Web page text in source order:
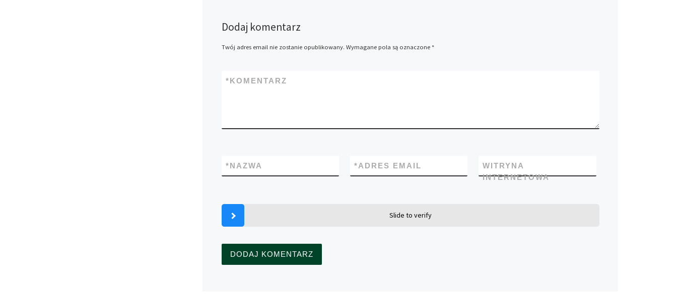
Dodaj komentarz
Twój adres email nie zostanie opublikowany. Wymagane pola są oznaczone *
KOMENTARZ
*
NAZWA
* ADRES EMAIL
*
WITRYNA
INTERNETOWA
Slide to verify